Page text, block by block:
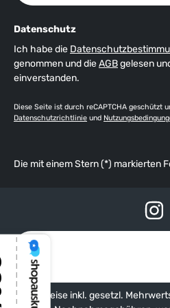
Datenschutz
Ich habe die
genommen und dieAGBgelesen
einverstanden.
Diese Seite ist durch reCAPTCHA geschützt
Datenschutzrichtlinie und
Die mit einem Stern (*) markierten
Alle Preise inkl. gesetzl.